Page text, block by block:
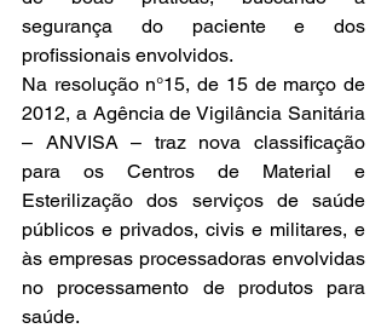
segurança do paciente e dos
profissionais envolvidos.
Na resolução n°15, de 15 de março de
2012, a Agência de Vigilância Sanitária
– ANVISA – traz nova classificação
para os Centros de Material e
Esterilização dos serviços de saúde
públicos e privados, civis e militares, e
às empresas processadoras envolvidas
no processamento de produtos para
saúde.